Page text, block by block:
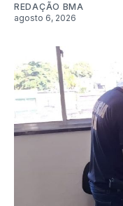
REDAÇÃO BMA
agosto 6, 2026